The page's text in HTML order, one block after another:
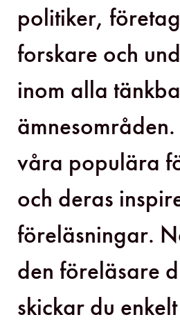
politiker,
forskare och
inom alla
våra populära
och deras
föreläsningar.
den föreläsare
skickar du